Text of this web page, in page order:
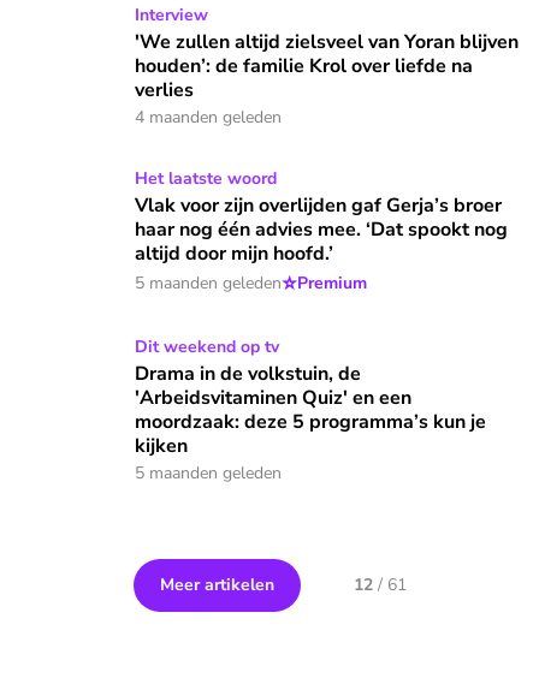
'We zullen altijd zielsveel van Yoran blijven houden’: de
Interview
'We zullen altijd zielsveel van Yoran blijven
houden’: de familie Krol over liefde na
verlies
4 maanden geleden
Vlak voor zijn overlijden gaf Gerja’s broer haar nog één
Het laatste woord
Vlak voor zijn overlijden gaf Gerja’s broer
haar nog één advies mee. ‘Dat spookt nog
altijd door mijn hoofd.’
5 maanden geleden⭐Premium
Drama in de volkstuin, de 'Arbeidsvitaminen Quiz' en een
Dit weekend op tv
Drama in de volkstuin, de
'Arbeidsvitaminen Quiz' en een
moordzaak: deze 5 programma’s kun je
kijken
5 maanden geleden
Meer artikelen 12/ 61